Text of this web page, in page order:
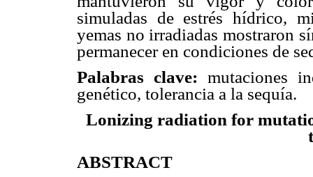
simuladas de estrés hídrico,
yemas no irradiadas mostraron
permanecer en condiciones de
Palabras clave:mutaciones
genético, tolerancia a la sequía.
Lonizing radiation for
ABSTRACT